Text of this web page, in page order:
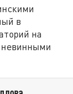
в
на